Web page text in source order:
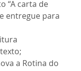
“A carta de
entregue para
a Rotina do